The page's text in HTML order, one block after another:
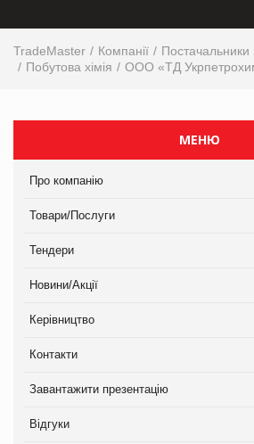
TradeMaster Компанії
Постачальники
Побутова хімія
ООО «ТД
МЕНЮ
Про компанію
Товари/Послуги
Тендери
Новини/Акції
Керівництво
Контакти
Завантажити презентацію
Відгуки